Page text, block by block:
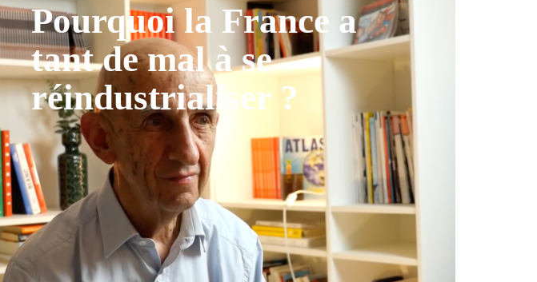
Pourquoi la France a
tant de mal à se
réindustrialiser ?